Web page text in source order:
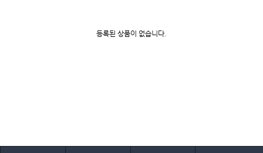
등록된 상품이 없습니다.